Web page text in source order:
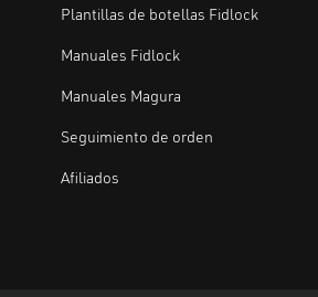
Plantillas de botellas Fidlock
Manuales Fidlock
Manuales Magura
Seguimiento de orden
Afiliados